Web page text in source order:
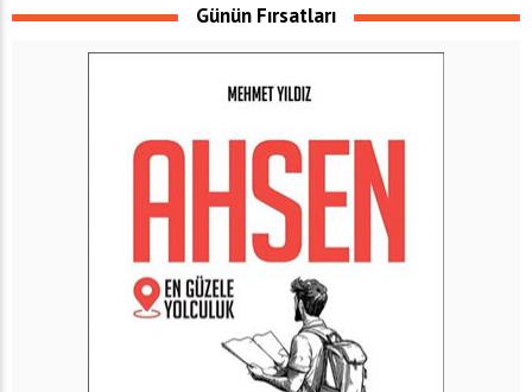
Günün Fırsatları